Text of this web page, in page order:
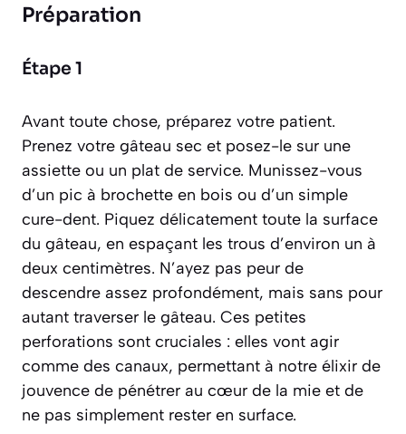
Préparation
Étape 1
Avant toute chose, préparez votre patient.
Prenez votre gâteau sec et posez-le sur une
assiette ou un plat de service. Munissez-vous
d’un pic à brochette en bois ou d’un simple
cure-dent. Piquez délicatement toute la surface
du gâteau, en espaçant les trous d’environ un à
deux centimètres. N’ayez pas peur de
descendre assez profondément, mais sans pour
autant traverser le gâteau. Ces petites
perforations sont cruciales : elles vont agir
comme des canaux, permettant à notre élixir de
jouvence de pénétrer au cœur de la mie et de
ne pas simplement rester en surface.